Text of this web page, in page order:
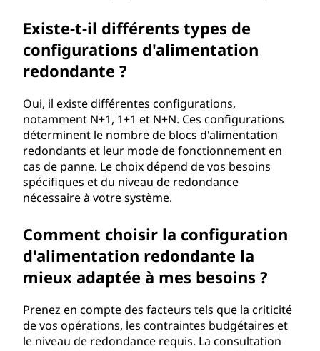
Existe-t-il différents types de
configurations d'alimentation
redondante ?
Oui, il existe différentes configurations,
notamment N+1, 1+1 et N+N. Ces configurations
déterminent le nombre de blocs d'alimentation
redondants et leur mode de fonctionnement en
cas de panne. Le choix dépend de vos besoins
spécifiques et du niveau de redondance
nécessaire à votre système.
Comment choisir la configuration
d'alimentation redondante la
mieux adaptée à mes besoins ?
Prenez en compte des facteurs tels que la criticité
de vos opérations, les contraintes budgétaires et
le niveau de redondance requis. La consultation